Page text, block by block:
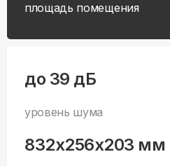
площадь помещения
до 39 дБ
уровень шума
832x256x203 мм